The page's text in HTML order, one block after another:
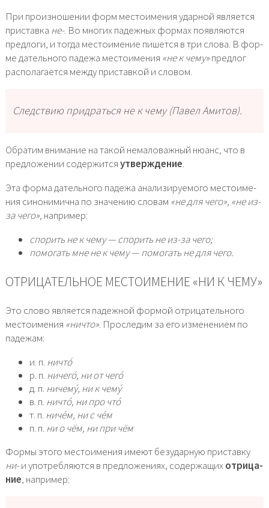
При про­из­но­ше­нии форм место­име­ния удар­ной явля­ет­ся
при­став­ка не-. Во мно­гих падеж­ных фор­мах появ­ля­ют­ся
пред­ло­ги, и тогда место­име­ние пишет­ся в три сло­ва. В фор­
ме датель­но­го паде­жа место­име­ния «не к чему»пред­лог
рас­по­ла­га­ет­ся меж­ду при­став­кой и сло­вом.
Следствию при­драть­ся не к чему (Павел Амитов).
Обратим вни­ма­ние на такой нема­ло­важ­ный нюанс, что в
пред­ло­же­нии содер­жит­сяутвер­жде­ние.
Эта фор­ма датель­но­го паде­жа ана­ли­зи­ру­е­мо­го место­име­
ния сино­ни­мич­на по зна­че­нию сло­вам «не для чего», «не из-
за чего», напри­мер:
спо­рить не к чему — спо­рить не из-за чего;
помо­гать мне не к чему — помо­гать не для чего.
ОТРИЦАТЕЛЬНОЕ МЕСТОИМЕНИЕ «НИ К ЧЕМУ»
Это сло­во явля­ет­ся падеж­ной фор­мой отри­ца­тель­но­го
место­име­ния «ничто». Проследим за его изме­не­ни­ем по
паде­жам:
и. п. ничто́
р. п. ниче­го́, ни от чего́
д. п. ниче­му́, ни к чему́
в. п. ничто́, ни про что́
т. п. ниче́м, ни с че́м
п. п. ни о чём, ни при чём
Формы это­го место­име­ния име­ют без­удар­ную при­став­ку
ни-и упо­треб­ля­ют­ся в пред­ло­же­ни­ях, содер­жа­щихотри­ца­
ние, напри­мер: